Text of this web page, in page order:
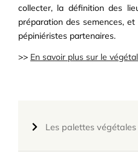
collecter, la définition des
préparation des semences,
pépiniéristes partenaires.
>> En savoir plus sur le
Les palettes végétales